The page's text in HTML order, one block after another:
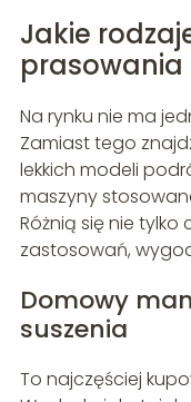
Jakie
prasowania
Na rynku nie ma
Zamiast tego
lekkich modeli
maszyny
Różnią się nie tylko
zastosowań,
Domowy
suszenia
To najczęściej